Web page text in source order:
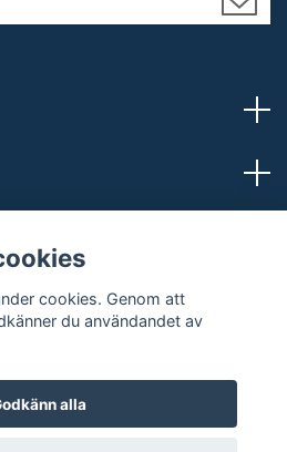
cookies. Genom att
du användandet av
alla